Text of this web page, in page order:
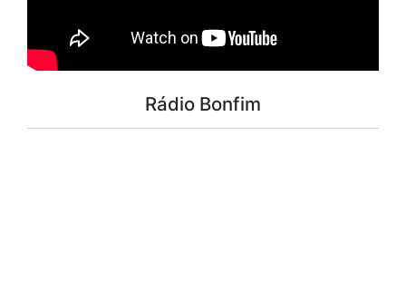
Rádio Bonfim